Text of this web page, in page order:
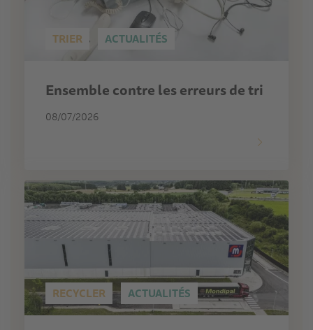
TRIER ACTUALITÉS
Ensemble contre les erreurs de tri
08/07/2026
RECYCLER ACTUALITÉS